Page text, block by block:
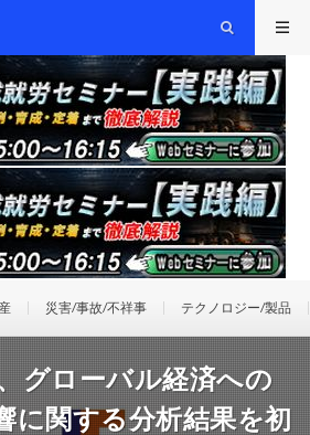
災害/事故/不祥事 テクノロジー/製品
グローバル経済への
に関する分析結果を初